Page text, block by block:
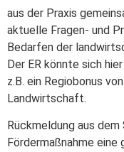
aus der Praxis
aktuelle Fragen- und
Bedarfen der
Der ER könnte sich
z.B. ein Regiobonus
Landwirtschaft.
Rückmeldung aus
Fördermaßnahme